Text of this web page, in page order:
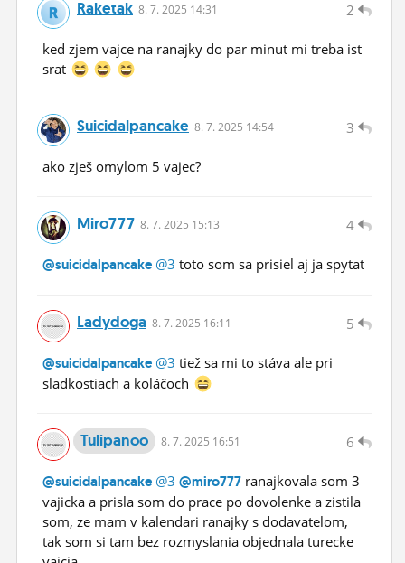
2
Raketak 8. 7. 2025 14:31
ked zjem vajce na ranajky do par minut mi treba ist
srat
3
Suicidalpancake 8. 7. 2025 14:54
ako zješ omylom 5 vajec?
4
Miro777 8. 7. 2025 15:13
@suicidalpancake @3 toto som sa prisiel aj ja spytat
5
Ladydoga 8. 7. 2025 16:11
@suicidalpancake @3 tiež sa mi to stáva ale pri
sladkostiach a koláčoch
6
Tulipanoo 8. 7. 2025 16:51
@suicidalpancake @3 @miro777 ranajkovala som 3
vajicka a prisla som do prace po dovolenke a zistila
som, ze mam v kalendari ranajky s dodavatelom,
tak som si tam bez rozmyslania objednala turecke